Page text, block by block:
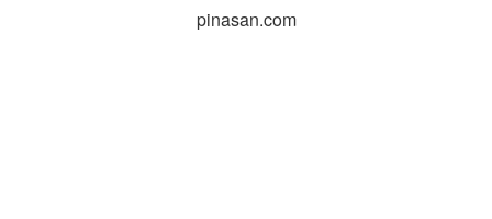
pinasan.com